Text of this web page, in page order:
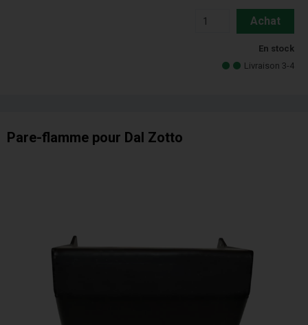
Achat
En stock
Livraison 3-4
Pare-flamme pour Dal Zotto